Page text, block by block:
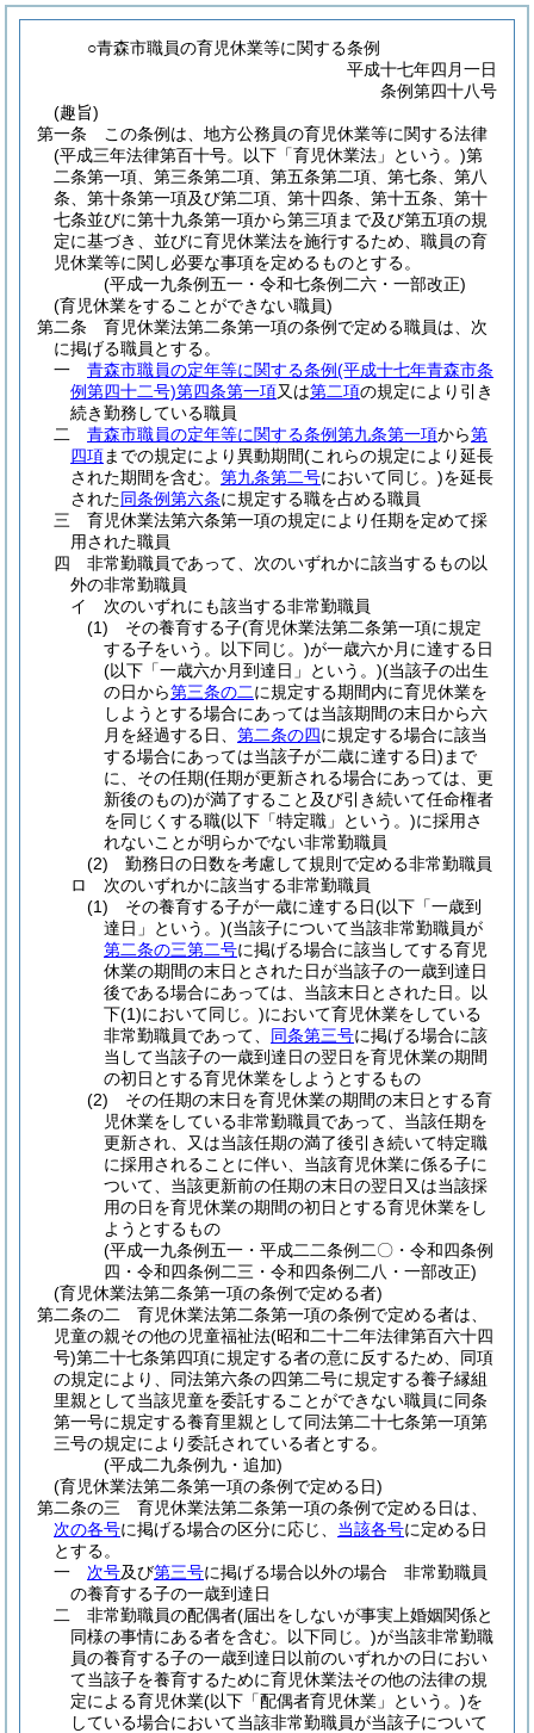
○青森市職員の育児休業等に関する条例
平成十七年四月一日
条例第四十八号
(趣旨)
第一条
この条例は、地方公務員の育児休業等に関する法律
(平成三年法律第百十号。以下「育児休業法」という。)第
二条第一項、第三条第二項、第五条第二項、第七条、第八
条、第十条第一項及び第二項、第十四条、第十五条、第十
七条並びに第十九条第一項から第三項まで及び第五項の規
定に基づき、並びに育児休業法を施行するため、職員の育
児休業等に関し必要な事項を定めるものとする。
(平成一九条例五一・令和七条例二六・一部改正)
(育児休業をすることができない職員)
第二条
育児休業法第二条第一項の条例で定める職員は、次
に掲げる職員とする。
一
青森市職員の定年等に関する条例(平成十七年青森市条
例第四十二号)第四条第一項又は第二項の規定により引き
続き勤務している職員
二
青森市職員の定年等に関する条例第九条第一項から第
四項までの規定により異動期間(これらの規定により延長
された期間を含む。 第九条第二号において同じ。)を延長
された同条例第六条に規定する職を占める職員
三
育児休業法第六条第一項の規定により任期を定めて採
用された職員
四
非常勤職員であって、次のいずれかに該当するもの以
外の非常勤職員
イ
次のいずれにも該当する非常勤職員
(1)
その養育する子(育児休業法第二条第一項に規定
する子をいう。以下同じ。)が一歳六か月に達する日
(以下「一歳六か月到達日」という。)(当該子の出生
の日から第三条の二に規定する期間内に育児休業を
しようとする場合にあっては当該期間の末日から六
月を経過する日、第二条の四に規定する場合に該当
する場合にあっては当該子が二歳に達する日) まで
に、その任期(任期が更新される場合にあっては、更
新後のもの)が満了すること及び引き続いて任命権者
を同じくする職(以下「特定職」という。)に採用さ
れないことが明らかでない非常勤職員
(2)
勤務日の日数を考慮して規則で定める非常勤職員
ロ
次のいずれかに該当する非常勤職員
(1)
その養育する子が一歳に達する日(以下「一歳到
達日」という。)(当該子について当該非常勤職員が
第二条の三第二号に掲げる場合に該当してする育児
休業の期間の末日とされた日が当該子の一歳到達日
後である場合にあっては、当該末日とされた日。以
下(1)において同じ。)において育児休業をしている
非常勤職員であって、 同条第三号に掲げる場合に該
当して当該子の一歳到達日の翌日を育児休業の期間
の初日とする育児休業をしようとするもの
(2)
その任期の末日を育児休業の期間の末日とする育
児休業をしている非常勤職員であって、当該任期を
更新され、又は当該任期の満了後引き続いて特定職
に採用されることに伴い、当該育児休業に係る子に
ついて、当該更新前の任期の末日の翌日又は当該採
用の日を育児休業の期間の初日とする育児休業をし
ようとするもの
(平成一九条例五一・平成二二条例二〇・令和四条例
四・令和四条例二三・令和四条例二八・一部改正)
(育児休業法第二条第一項の条例で定める者)
第二条の二
育児休業法第二条第一項の条例で定める者は、
児童の親その他の児童福祉法(昭和二十二年法律第百六十四
号)第二十七条第四項に規定する者の意に反するため、同項
の規定により、同法第六条の四第二号に規定する養子縁組
里親として当該児童を委託することができない職員に同条
第一号に規定する養育里親として同法第二十七条第一項第
三号の規定により委託されている者とする。
(平成二九条例九・追加)
(育児休業法第二条第一項の条例で定める日)
第二条の三
育児休業法第二条第一項の条例で定める日は、
次の各号に掲げる場合の区分に応じ、 当該各号に定める日
とする。
一
次号及び第三号に掲げる場合以外の場合 非常勤職員
の養育する子の一歳到達日
二
非常勤職員の配偶者(届出をしないが事実上婚姻関係と
同様の事情にある者を含む。以下同じ。)が当該非常勤職
員の養育する子の一歳到達日以前のいずれかの日におい
て当該子を養育するために育児休業法その他の法律の規
定による育児休業(以下「配偶者育児休業」という。)を
している場合において当該非常勤職員が当該子について